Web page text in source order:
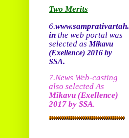
Two Merits
6.www.samprativartah.
in the web portal was
selected asMikavu
(Exellence)2016 by
SSA.
7.News Web-casting
also selected As
Mikavu (Exellence)
2017 by SSA.